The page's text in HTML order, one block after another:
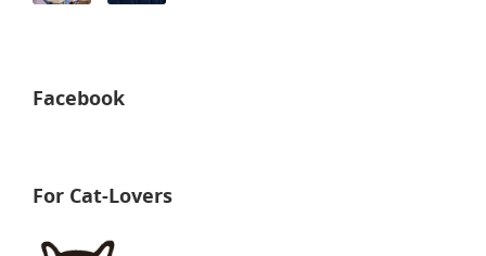
Facebook
For Cat-Lovers